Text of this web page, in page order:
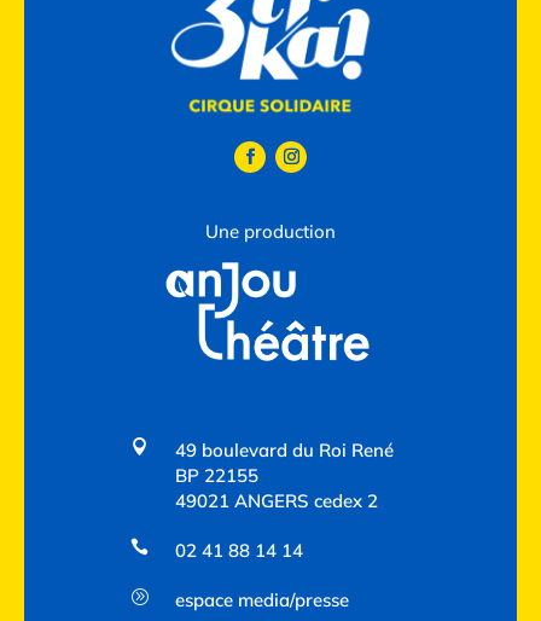
Une production

49 boulevard du Roi René
BP 22155
49021 ANGERS cedex 2
 02 41 88 14 14
A espace media/presse